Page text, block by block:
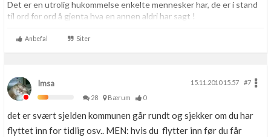
Det er en utrolig hukommelse enkelte mennesker har, de er i stand
til ord for ord å gjenta hva en annen aldri har sagt !
Anbefal Siter
Imsa 15.11.2010 15.57
#7
28
Bærum 0
det er svært sjelden kommunen går rundt og sjekker om du har
flyttet inn for tidlig osv.. MEN: hvis du flytter inn før du får